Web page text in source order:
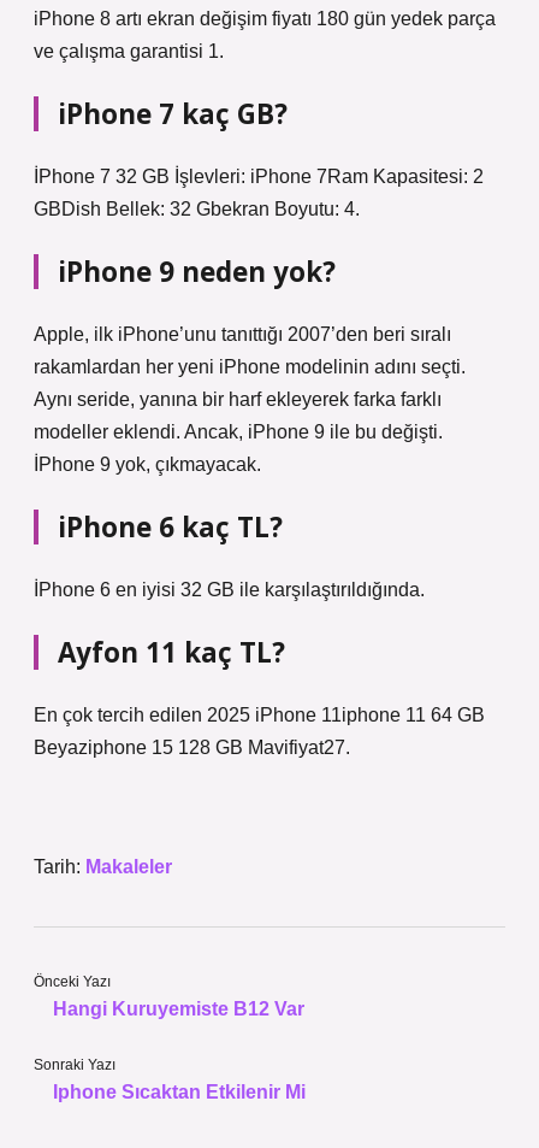
iPhone 8 artı ekran değişim fiyatı 180 gün yedek parça
ve çalışma garantisi 1.
iPhone 7 kaç GB?
İPhone 7 32 GB İşlevleri: iPhone 7Ram Kapasitesi: 2
GBDish Bellek: 32 Gbekran Boyutu: 4.
iPhone 9 neden yok?
Apple, ilk iPhone’unu tanıttığı 2007’den beri sıralı
rakamlardan her yeni iPhone modelinin adını seçti.
Aynı seride, yanına bir harf ekleyerek farka farklı
modeller eklendi. Ancak, iPhone 9 ile bu değişti.
İPhone 9 yok, çıkmayacak.
iPhone 6 kaç TL?
İPhone 6 en iyisi 32 GB ile karşılaştırıldığında.
Ayfon 11 kaç TL?
En çok tercih edilen 2025 iPhone 11iphone 11 64 GB
Beyaziphone 15 128 GB Mavifiyat27.
Tarih: Makaleler
Önceki Yazı
Hangi Kuruyemiste B12 Var
Sonraki Yazı
Iphone Sıcaktan Etkilenir Mi